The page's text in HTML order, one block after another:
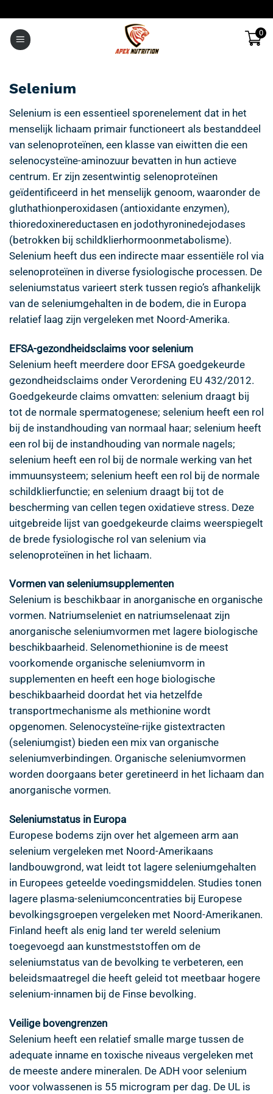
inhoud
0
Selenium
Selenium is een essentieel sporenelement dat in het
menselijk lichaam primair functioneert als bestanddeel
van selenoproteïnen, een klasse van eiwitten die een
selenocysteïne-aminozuur bevatten in hun actieve
centrum. Er zijn zesentwintig selenoproteïnen
geïdentificeerd in het menselijk genoom, waaronder de
gluthathionperoxidasen (antioxidante enzymen),
thioredoxinereductasen en jodothyroninedejodases
(betrokken bij schildklierhormoonmetabolisme).
Selenium heeft dus een indirecte maar essentiële rol via
selenoproteïnen in diverse fysiologische processen. De
seleniumstatus varieert sterk tussen regio’s afhankelijk
van de seleniumgehalten in de bodem, die in Europa
relatief laag zijn vergeleken met Noord-Amerika.
EFSA-gezondheidsclaims voor selenium
Selenium heeft meerdere door EFSA goedgekeurde
gezondheidsclaims onder Verordening EU 432/2012.
Goedgekeurde claims omvatten: selenium draagt bij
tot de normale spermatogenese; selenium heeft een rol
bij de instandhouding van normaal haar; selenium heeft
een rol bij de instandhouding van normale nagels;
selenium heeft een rol bij de normale werking van het
immuunsysteem; selenium heeft een rol bij de normale
schildklierfunctie; en selenium draagt bij tot de
bescherming van cellen tegen oxidatieve stress. Deze
uitgebreide lijst van goedgekeurde claims weerspiegelt
de brede fysiologische rol van selenium via
selenoproteïnen in het lichaam.
Vormen van seleniumsupplementen
Selenium is beschikbaar in anorganische en organische
vormen. Natriumseleniet en natriumselenaat zijn
anorganische seleniumvormen met lagere biologische
beschikbaarheid. Selenomethionine is de meest
voorkomende organische seleniumvorm in
supplementen en heeft een hoge biologische
beschikbaarheid doordat het via hetzelfde
transportmechanisme als methionine wordt
opgenomen. Selenocysteïne-rijke gistextracten
(seleniumgist) bieden een mix van organische
seleniumverbindingen. Organische seleniumvormen
worden doorgaans beter geretineerd in het lichaam dan
anorganische vormen.
Seleniumstatus in Europa
Europese bodems zijn over het algemeen arm aan
selenium vergeleken met Noord-Amerikaans
landbouwgrond, wat leidt tot lagere seleniumgehalten
in Europees geteelde voedingsmiddelen. Studies tonen
lagere plasma-seleniumconcentraties bij Europese
bevolkingsgroepen vergeleken met Noord-Amerikanen.
Finland heeft als enig land ter wereld selenium
toegevoegd aan kunstmeststoffen om de
seleniumstatus van de bevolking te verbeteren, een
beleidsmaatregel die heeft geleid tot meetbaar hogere
selenium-innamen bij de Finse bevolking.
Veilige bovengrenzen
Selenium heeft een relatief smalle marge tussen de
adequate inname en toxische niveaus vergeleken met
de meeste andere mineralen. De ADH voor selenium
voor volwassenen is 55 microgram per dag. De UL is